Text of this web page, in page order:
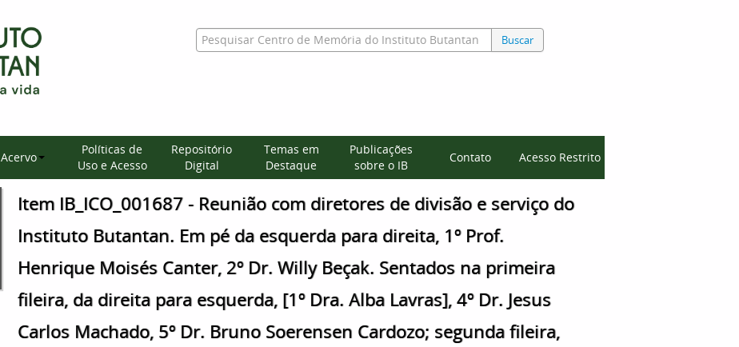
Buscar
Acervo
Políticas de
Uso e Acesso
Repositório
Digital
Temas em
Destaque
Publicações
sobre o IB
Contato Acesso Restrito
Item IB_ICO_001687 - Reunião com diretores de divisão e serviço do
Instituto Butantan. Em pé da esquerda para direita, 1º Prof.
Henrique Moisés Canter, 2º Dr. Willy Beçak. Sentados na primeira
fileira, da direita para esquerda, [1º Dra. Alba Lavras], 4º Dr. Jesus
Carlos Machado, 5º Dr. Bruno Soerensen Cardozo; segunda fileira,